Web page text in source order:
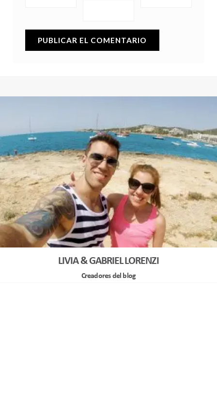
LIVIA & GABRIEL LORENZI
Creadores del blog